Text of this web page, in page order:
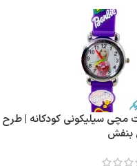
مچی سیلیکونی کودکانه | طرح
بنفش